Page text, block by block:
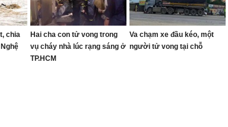
chia
Hai cha con tử vong trong
vụ cháy nhà lúc rạng sáng ở
TP.HCM
Va chạm xe đầu kéo, một
người tử vong tại chỗ